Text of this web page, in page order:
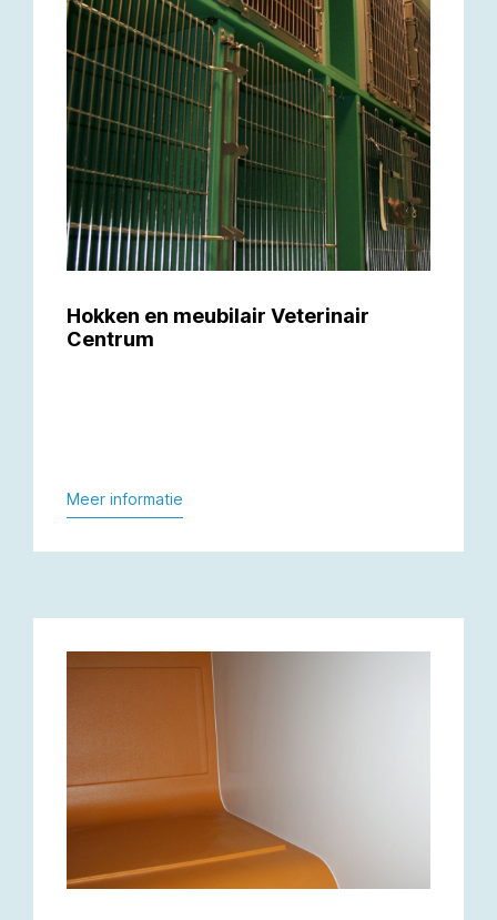
Hokken en meubilair Veterinair
Centrum
Meer informatie